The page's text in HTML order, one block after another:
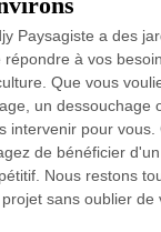
Paysagiste a des
à vos
Que vous
un dessouchage
intervenir pour vous.
de bénéficier
Nous restons
sans oublier de